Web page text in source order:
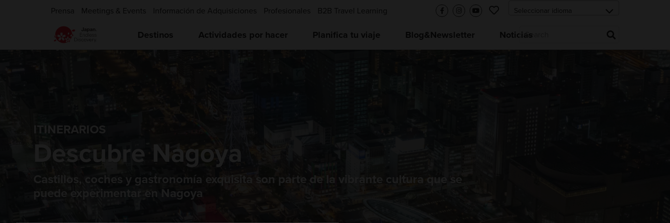
Prensa Meetings & Events Información de Adquisiciones Profesionales B2B Travel Learning
Destinos Actividades por hacer Planifica tu viaje Blog&Newsletter Noticias
ITINERARIOS
Descubre Nagoya
Castillos, coches y gastronomía exquisita son parte de la vibrante cultura que se
puede experimentar en Nagoya